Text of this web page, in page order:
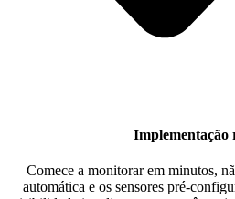
Implementação
Comece a monitorar em minutos,
automática e os sensores pré-